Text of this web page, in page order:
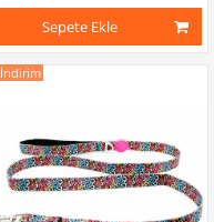
Sepete Ekle
İndirim